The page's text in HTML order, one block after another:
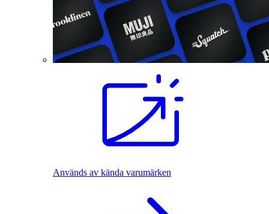
Används av kända varumärken